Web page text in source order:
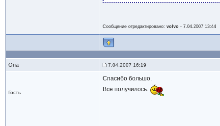
Сообщение отредактировано: volvo - 7.04.2007 13:44
Она 7.04.2007 16:19
Гость
Спасибо большо.
Все получилось.